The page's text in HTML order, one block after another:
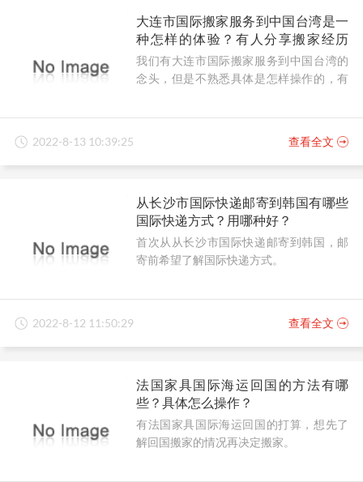
大连市国际搬家服务到中国台湾是一
种怎样的体验？有人分享搬家经历
吗？
我们有大连市国际搬家服务到中国台湾的
念头，但是不熟悉具体是怎样操作的，有
2022-8-13 10:39:25 查看全文
从长沙市国际快递邮寄到韩国有哪些
国际快递方式？用哪种好？
首次从从长沙市国际快递邮寄到韩国，邮
寄前希望了解国际快递方式。
2022-8-12 11:50:29 查看全文
法国家具国际海运回国的方法有哪
些？具体怎么操作？
有法国家具国际海运回国的打算，想先了
解回国搬家的情况再决定搬家。